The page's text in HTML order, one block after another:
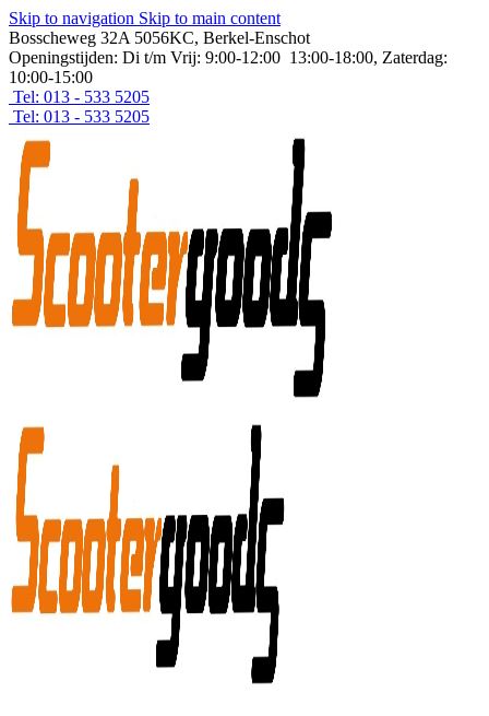
Skip to navigation Skip to main content
Bosscheweg 32A 5056KC, Berkel-Enschot
Openingstijden: Di t/m Vrij: 9:00-12:00 13:00-18:00, Zaterdag:
10:00-15:00
Tel: 013 - 533 5205
Tel: 013 - 533 5205